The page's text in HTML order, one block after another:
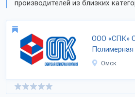
производителей из близких
ООО «СПК»
Омск